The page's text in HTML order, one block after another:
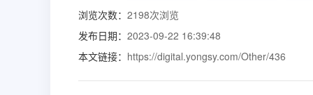
浏览次数： 2198次浏览
发布日期： 2023-09-22 16:39:48
本文链接： https://digital.yongsy.com/Other/436